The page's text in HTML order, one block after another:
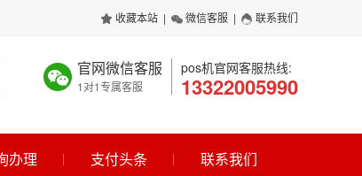
收藏本站 | 微信客服 | 联系我们
pos机官网客服热线:
13322005990
官网微信客服
1对1专属客服
办理 支付头条 联系我们